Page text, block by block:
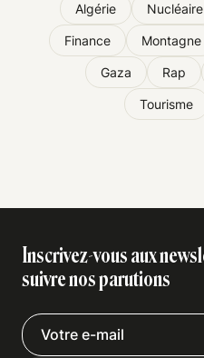
Algérie Nucléaire
Finance Montagne
Gaza Rap
Tourisme
Inscrivez-vous aux
suivre nos parutions